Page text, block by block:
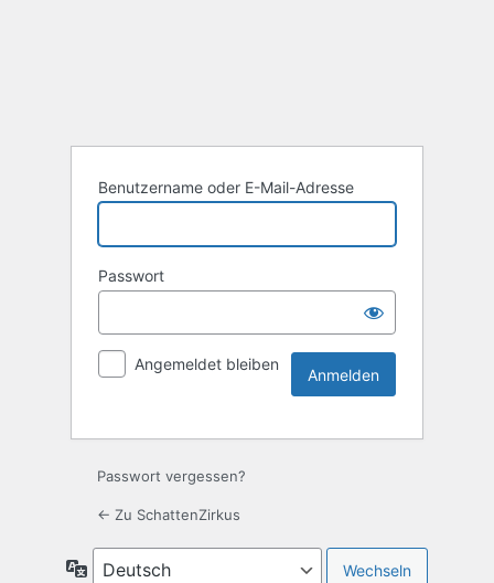
Benutzername oder E-Mail-Adresse
Passwort
Angemeldet bleiben
Passwort vergessen?
← Zu SchattenZirkus
Sprache